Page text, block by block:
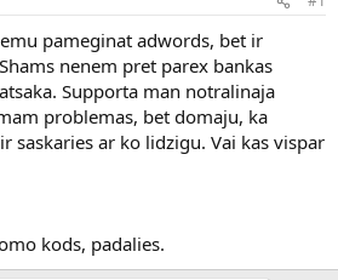
pameginat adwords, bet ir
nenem pret parex bankas
Supporta man notralinaja
problemas, bet domaju, ka
saskaries ar ko lidzigu. Vai kas vispar
kods, padalies.